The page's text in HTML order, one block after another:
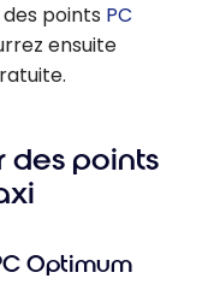
points PC
ensuite
des points
Optimum